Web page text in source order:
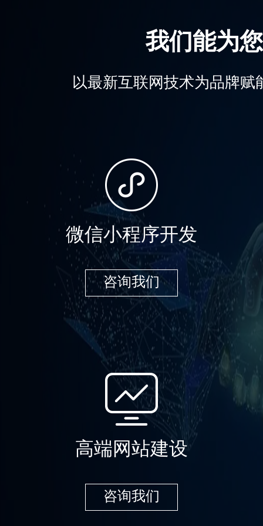
我们能为
以最新互联网技术为品牌
微信小程序开发
咨询我们
高端网站建设
咨询我们